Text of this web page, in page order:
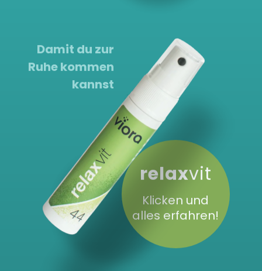
Damit du zur
Ruhe kommen
kannst
relaxvit
Klicken und
alles erfahren!